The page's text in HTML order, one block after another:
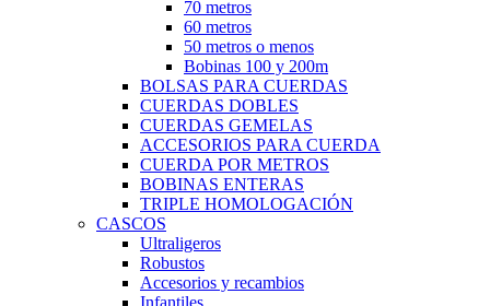
70 metros
60 metros
50 metros o menos
Bobinas 100 y 200m
BOLSAS PARA CUERDAS
CUERDAS DOBLES
CUERDAS GEMELAS
ACCESORIOS PARA CUERDA
CUERDA POR METROS
BOBINAS ENTERAS
TRIPLE HOMOLOGACIÓN
CASCOS
Ultraligeros
Robustos
Accesorios y recambios
Infantiles